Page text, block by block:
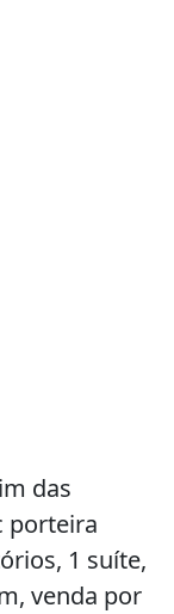
das
porteira
1 suíte,
venda por